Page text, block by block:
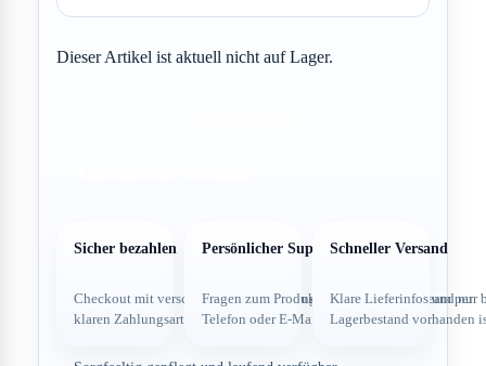
Dieser Artikel ist aktuell nicht auf Lager.
Sicher bezahlen
Checkout mit verschlüsselter Verbindung und
klaren Zahlungsarten.
Persönlicher Support
Fragen zum Produkt direkt über dein Team per
Telefon oder E-Mail.
Schneller Versand
Klare Lieferinfos und nur
Lagerbestand vorhanden